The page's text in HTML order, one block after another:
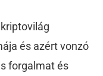
és azért vonzó
forgalmat és